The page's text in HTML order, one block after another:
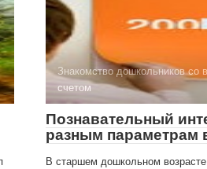
Знакомство дошкольников со
счетом
Познавательный
разным параметрам
В старшем дошкольном возрасте